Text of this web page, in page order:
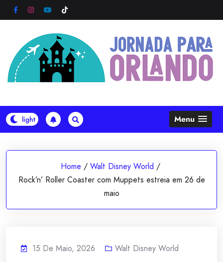
to
Menu
Home / Walt Disney World /
Rock’n’ Roller Coaster com Muppets estreia em 26 de
maio
15 De Maio, 2026 Walt Disney World